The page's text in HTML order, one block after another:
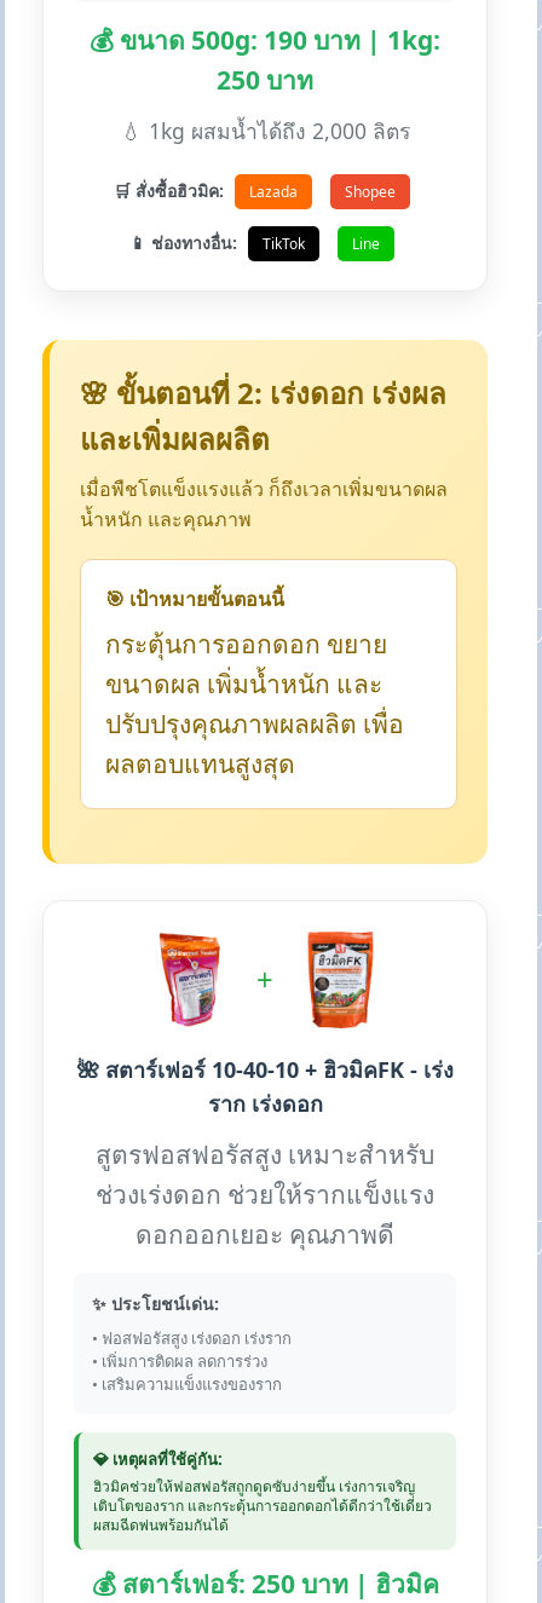
💰 ขนาด 500g: 190 บาท | 1kg:
250 บาท
💧 1kg ผสมน้ำได้ถึง 2,000 ลิตร
🛒 สั่งซื้อฮิวมิค: Lazada Shopee
📱 ช่องทางอื่น: TikTok Line
🌸 ขั้นตอนที่ 2: เร่งดอก เร่งผล
และเพิ่มผลผลิต
เมื่อพืชโตแข็งแรงแล้ว ก็ถึงเวลาเพิ่มขนาดผล
น้ำหนัก และคุณภาพ
🎯 เป้าหมายขั้นตอนนี้
กระตุ้นการออกดอก ขยาย
ขนาดผล เพิ่มน้ำหนัก และ
ปรับปรุงคุณภาพผลผลิต เพื่อ
ผลตอบแทนสูงสุด
+
🌺 สตาร์เฟอร์ 10-40-10 + ฮิวมิคFK - เร่ง
ราก เร่งดอก
สูตรฟอสฟอรัสสูง เหมาะสำหรับ
ช่วงเร่งดอก ช่วยให้รากแข็งแรง
ดอกออกเยอะ คุณภาพดี
✨ ประโยชน์เด่น:
• ฟอสฟอรัสสูง เร่งดอก เร่งราก
• เพิ่มการติดผล ลดการร่วง
• เสริมความแข็งแรงของราก
💎 เหตุผลที่ใช้คู่กัน:
ฮิวมิคช่วยให้ฟอสฟอรัสถูกดูดซับง่ายขึ้น เร่งการเจริญ
เติบโตของราก และกระตุ้นการออกดอกได้ดีกว่าใช้เดี่ยว
ผสมฉีดพ่นพร้อมกันได้
💰 สตาร์เฟอร์: 250 บาท | ฮิวมิค